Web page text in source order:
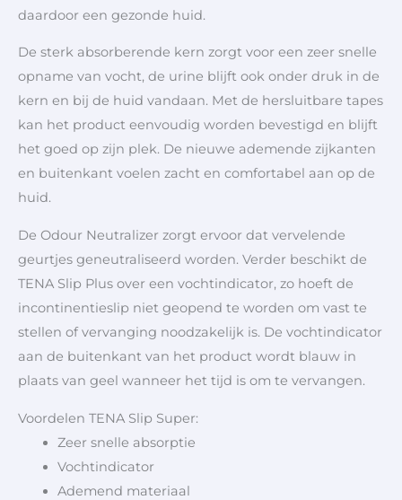
daardoor een gezonde huid.
De sterk absorberende kern zorgt voor een zeer snelle
opname van vocht, de urine blijft ook onder druk in de
kern en bij de huid vandaan. Met de hersluitbare tapes
kan het product eenvoudig worden bevestigd en blijft
het goed op zijn plek. De nieuwe ademende zijkanten
en buitenkant voelen zacht en comfortabel aan op de
huid.
De Odour Neutralizer zorgt ervoor dat vervelende
geurtjes geneutraliseerd worden. Verder beschikt de
TENA Slip Plus over een vochtindicator, zo hoeft de
incontinentieslip niet geopend te worden om vast te
stellen of vervanging noodzakelijk is. De vochtindicator
aan de buitenkant van het product wordt blauw in
plaats van geel wanneer het tijd is om te vervangen.
Voordelen TENA Slip Super:
Zeer snelle absorptie
Vochtindicator
Ademend materiaal